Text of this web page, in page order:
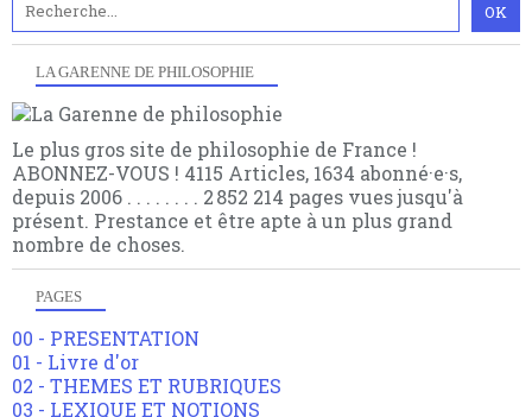
LA GARENNE DE PHILOSOPHIE
Le plus gros site de philosophie de France !
ABONNEZ-VOUS ! 4115 Articles, 1634 abonné·e·s,
depuis 2006 . . . . . . . . 2 852 214 pages vues jusqu'à
présent. Prestance et être apte à un plus grand
nombre de choses.
PAGES
00 - PRESENTATION
01 - Livre d'or
02 - THEMES ET RUBRIQUES
03 - LEXIQUE ET NOTIONS